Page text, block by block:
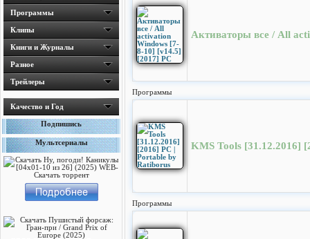
Программы
Клипы
Книги и Журналы
Разное
Трейлеры
Качество и Год
Подпишись
Мультсериалы
Активаторы все / All
Программы
KMS Tools [31.12.2016]
Программы